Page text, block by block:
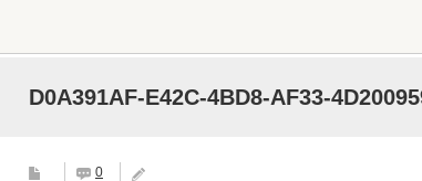
D0A391AF-E42C-4BD8-AF33-
0